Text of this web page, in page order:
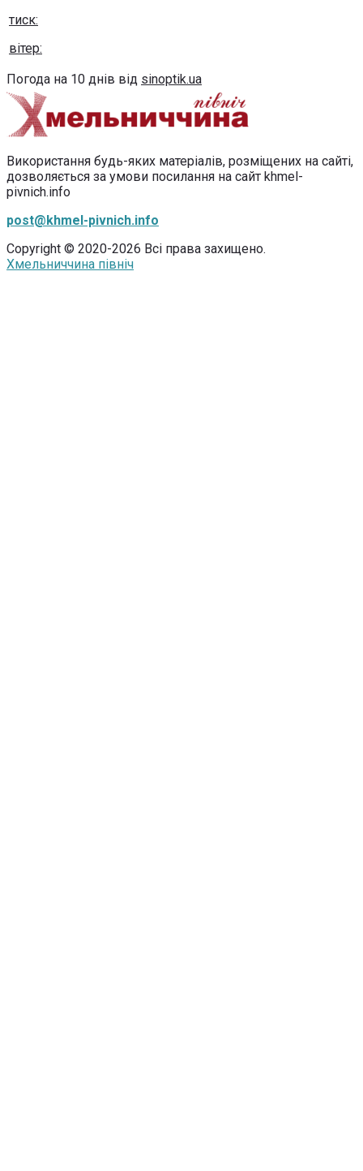
тиск:
вітер:
Погода на 10 днів від sinoptik.ua
Використання будь-яких матеріалів, розміщених на сайті,
дозволяється за умови посилання на сайт khmel-
pivnich.info
post@khmel-pivnich.info
Copyright © 2020-2026 Всі права захищено.
Хмельниччина північ